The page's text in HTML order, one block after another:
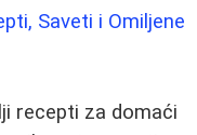
Saveti i Omiljene
recepti za domaći